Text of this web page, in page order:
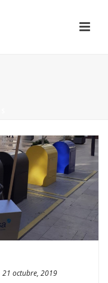
21 octubre, 2019